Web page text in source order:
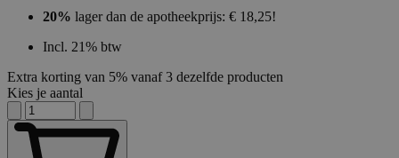
20% lager dan de apotheekprijs: € 18,25!
Incl. 21% btw
Extra korting van 5% vanaf 3 dezelfde producten
Kies je aantal